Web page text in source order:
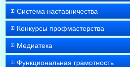
Система наставничества
Конкурсы профмастерства
Медиатека
Функциональная грамотность